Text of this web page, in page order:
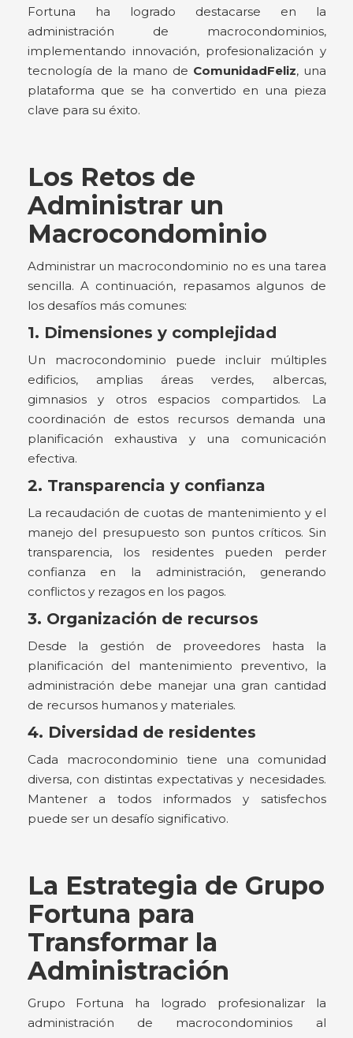
Fortuna ha logrado destacarse en la
administración de macrocondominios,
implementando innovación, profesionalización y
tecnología de la mano de ComunidadFeliz, una
plataforma que se ha convertido en una pieza
clave para su éxito.
Los Retos de
Administrar un
Macrocondominio
Administrar un macrocondominio no es una tarea
sencilla. A continuación, repasamos algunos de
los desafíos más comunes:
1. Dimensiones y complejidad
Un macrocondominio puede incluir múltiples
edificios, amplias áreas verdes, albercas,
gimnasios y otros espacios compartidos. La
coordinación de estos recursos demanda una
planificación exhaustiva y una comunicación
efectiva.
2. Transparencia y confianza
La recaudación de cuotas de mantenimiento y el
manejo del presupuesto son puntos críticos. Sin
transparencia, los residentes pueden perder
confianza en la administración, generando
conflictos y rezagos en los pagos.
3. Organización de recursos
Desde la gestión de proveedores hasta la
planificación del mantenimiento preventivo, la
administración debe manejar una gran cantidad
de recursos humanos y materiales.
4. Diversidad de residentes
Cada macrocondominio tiene una comunidad
diversa, con distintas expectativas y necesidades.
Mantener a todos informados y satisfechos
puede ser un desafío significativo.
La Estrategia de Grupo
Fortuna para
Transformar la
Administración
Grupo Fortuna ha logrado profesionalizar la
administración de macrocondominios al